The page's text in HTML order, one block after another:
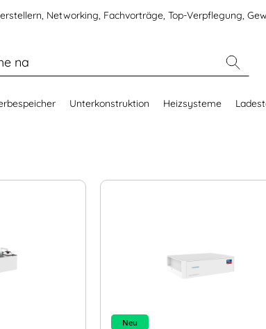
Networking, Fachvorträge, Top-Verpflegung,
Unterkonstruktion Heizsysteme
Neu